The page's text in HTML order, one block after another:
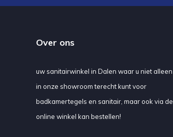
Over ons
uw sanitairwinkel in Dalen waar u niet alleen
in onze showroom terecht kunt voor
badkamertegels en sanitair, maar ook via de
online winkel kan bestellen!